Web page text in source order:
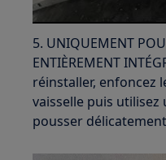
5. UNIQUEMENT
ENTIÈREMENT
réinstaller, enfoncez
vaisselle puis
pousser